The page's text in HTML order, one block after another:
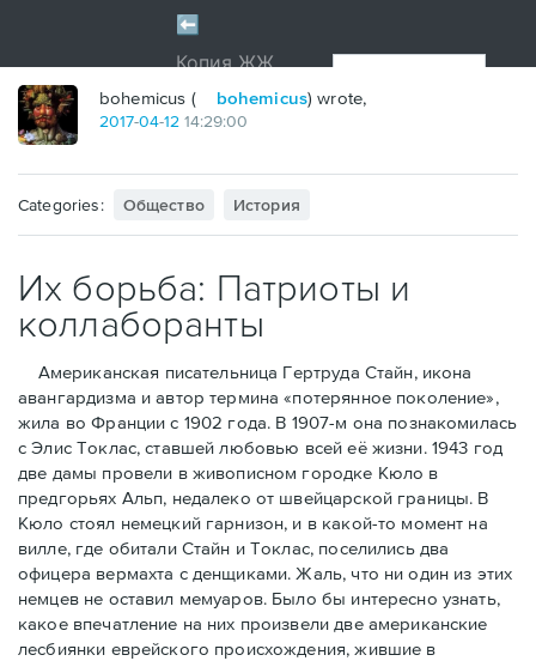
bohemicus ( bohemicus) wrote,
2017-04-12 14:29:00
Categories: Общество История
Их борьба: Патриоты и
коллаборанты
Американская писательница Гертруда Стайн, икона
авангардизма и автор термина «потерянное поколение»,
жила во Франции с 1902 года. В 1907-м она познакомилась
с Элис Токлас, ставшей любовью всей её жизни. 1943 год
две дамы провели в живописном городке Кюло в
предгорьях Альп, недалеко от швейцарской границы. В
Кюло стоял немецкий гарнизон, и в какой-то момент на
вилле, где обитали Стайн и Токлас, поселились два
офицера вермахта с денщиками. Жаль, что ни один из этих
немцев не оставил мемуаров. Было бы интересно узнать,
какое впечатление на них произвели две американские
лесбиянки еврейского происхождения, жившие в